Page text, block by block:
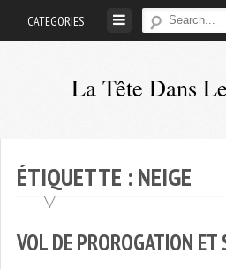
CATEGORIES
La Tête Dans
petit
;-)
ÉTIQUETTE :NEIGE
VOL DE PROROGATION ET